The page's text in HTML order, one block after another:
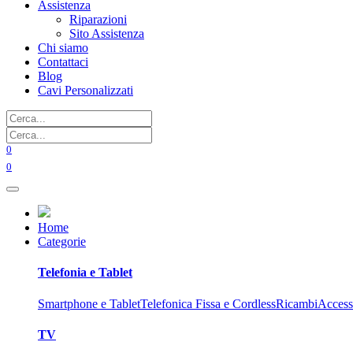
Assistenza
Riparazioni
Sito Assistenza
Chi siamo
Contattaci
Blog
Cavi Personalizzati
0
0
Home
Categorie
Telefonia e Tablet
Smartphone e TabletTelefonica Fissa e CordlessRicambi
TV